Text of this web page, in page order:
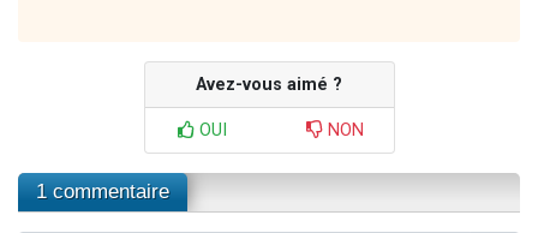
Avez-vous aimé ?
OUI NON
1 commentaire